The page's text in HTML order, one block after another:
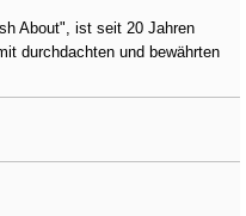
About", ist seit 20 Jahren
durchdachten und bewährten